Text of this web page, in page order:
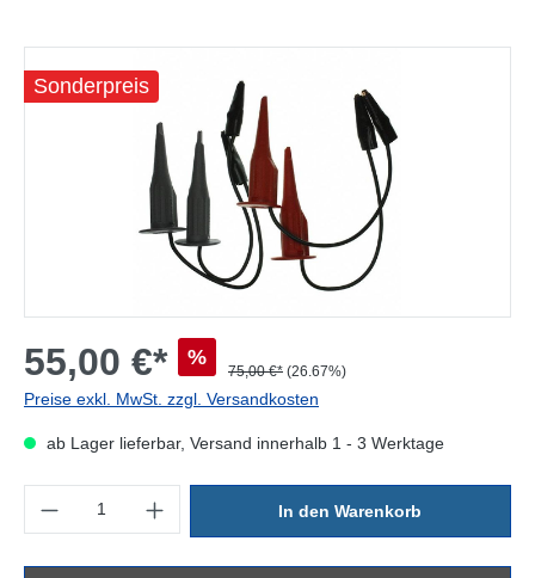
Sonderpreis
55,00 €* %
75,00 €* (26.67%)
Preise exkl. MwSt. zzgl. Versandkosten
ab Lager lieferbar, Versand innerhalb 1 - 3 Werktage
In den Warenkorb